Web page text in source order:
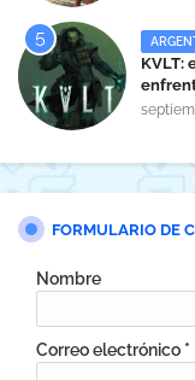
KVLT:
FORMULARIO DE
Nombre
Correo electrónico *